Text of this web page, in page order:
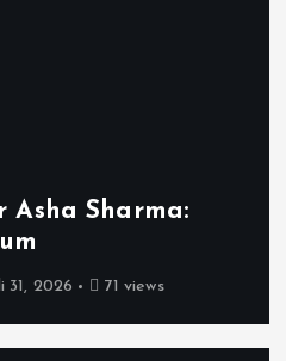
Asha Sharma:
31, 2026 71 views